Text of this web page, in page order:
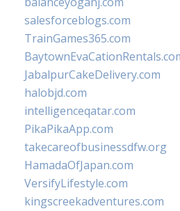
salesforceblogs.com
TrainGames365.com
JabalpurCakeDelivery.com
halobjd.com
intelligenceqatar.com
PikaPikaApp.com
takecareofbusinessdfw.org
HamadaOfJapan.com
VersifyLifestyle.com
kingscreekadventures.com